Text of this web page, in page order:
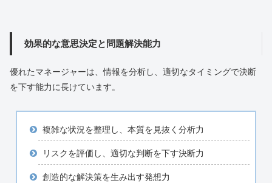
効果的な意思決定と問題解決能力
優れたマネージャーは、情報を分析し、適切なタイミングで決断
を下す能力に長けています。
複雑な状況を整理し、本質を見抜く分析力
リスクを評価し、適切な判断を下す決断力
創造的な解決策を生み出す発想力